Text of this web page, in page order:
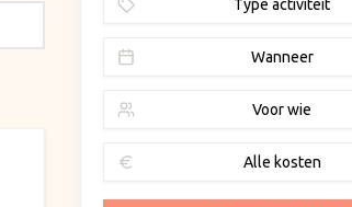
Type activiteit
Wanneer
Voor wie
Alle kosten